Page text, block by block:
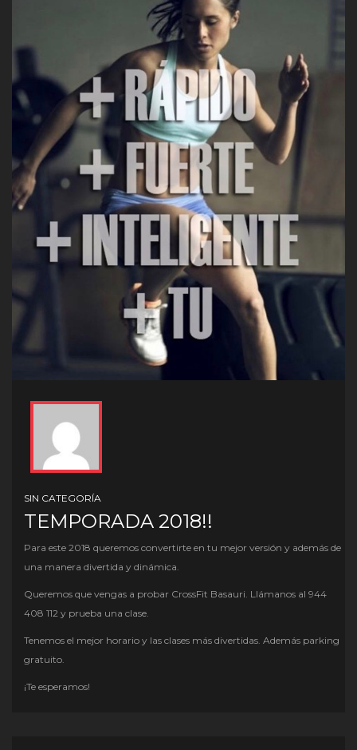
SIN CATEGORÍA
TEMPORADA 2018!!
Para este 2018 queremos convertirte en tu mejor versión y además de
una manera divertida y dinámica.
Queremos que vengas a probar CrossFit Basauri. Llámanos al 944
408 112 y prueba una clase.
Tenemos el mejor horario y las clases más divertidas. Además parking
gratuito.
¡Te esperamos!